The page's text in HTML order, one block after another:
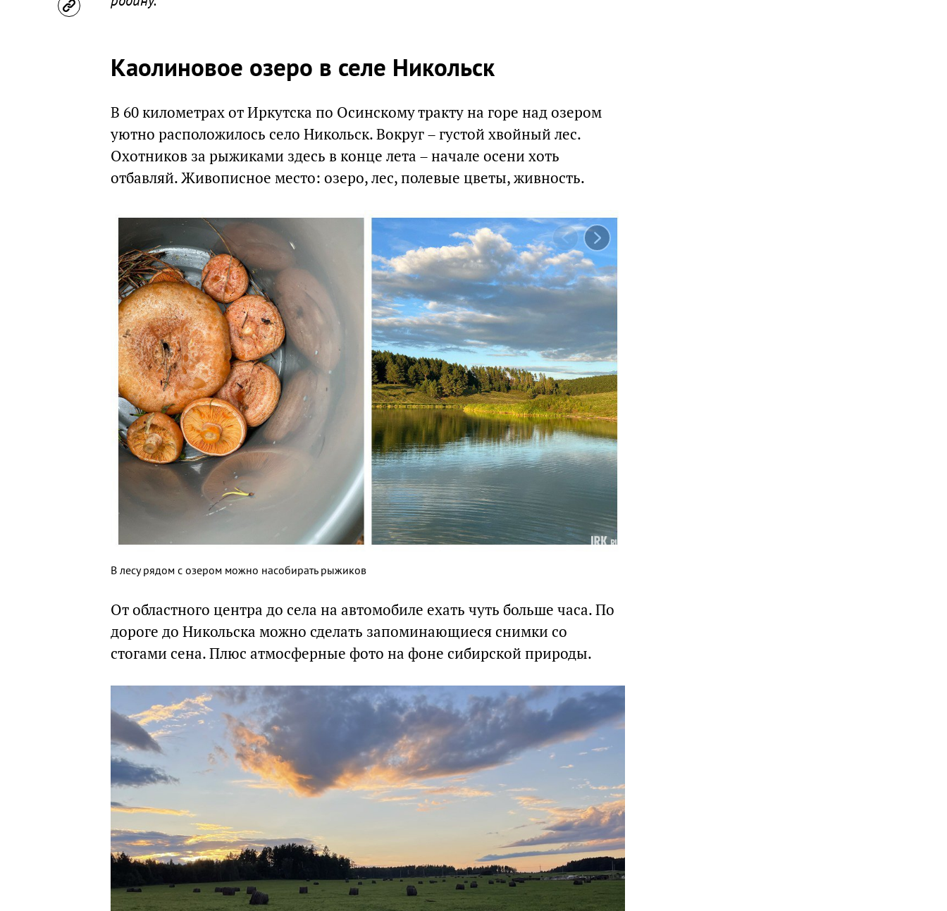
Каолиновое озеро в селе Никольск
В 60 километрах от Иркутска по Осинскому тракту на горе над озером
уютно расположилось село Никольск. Вокруг – густой хвойный лес.
Охотников за рыжиками здесь в конце лета – начале осени хоть
отбавляй. Живописное место: озеро, лес, полевые цветы, живность.
В лесу рядом с озером можно насобирать рыжиков
От областного центра до села на автомобиле ехать чуть больше часа. По
дороге до Никольска можно сделать запоминающиеся снимки со
стогами сена. Плюс атмосферные фото на фоне сибирской природы.